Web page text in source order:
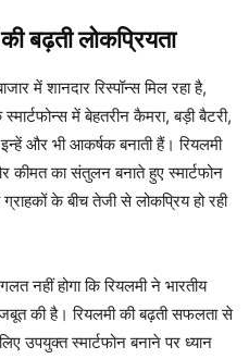
बढ़ती लोकप्रियता
में शानदार रिस्पॉन्स मिल रहा है,
में बेहतरीन कैमरा, बड़ी बैटरी,
और भी आकर्षक बनाती हैं। रियलमी
कीमत का संतुलन बनाते हुए स्मार्टफोन
के बीच तेजी से लोकप्रिय हो रही
नहीं होगा कि रियलमी ने भारतीय
की है। रियलमी की बढ़ती सफलता से
उपयुक्त स्मार्टफोन बनाने पर ध्यान